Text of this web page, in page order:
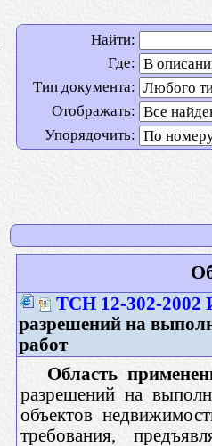
Найти:
Где:
Тип документа:
Отображать:
Упорядочить:
ТСН 12-302-2002
разрешений на
работ
Область
разрешений на
объектов
требования,